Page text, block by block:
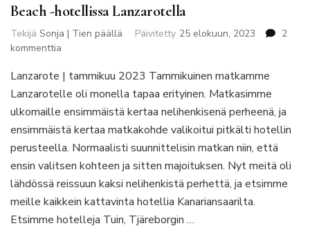
Beach -hotellissa Lanzarotella
Tekijä Sonja | Tien päällä Päivitetty 25 elokuun, 2023
2
kommenttia
kokemuksia
Tui
Flamingo
Beach
-
hotellissa
Lanzarotella
Lanzarote | tammikuu 2023 Tammikuinen matkamme
Lanzarotelle oli monella tapaa erityinen. Matkasimme
ulkomaille ensimmäistä kertaa nelihenkisenä perheenä, ja
ensimmäistä kertaa matkakohde valikoitui pitkälti hotellin
perusteella. Normaalisti suunnittelisin matkan niin, että
ensin valitsen kohteen ja sitten majoituksen. Nyt meitä oli
lähdössä reissuun kaksi nelihenkistä perhettä, ja etsimme
meille kaikkein kattavinta hotellia Kanariansaarilta.
Etsimme hotelleja Tuin, Tjäreborgin …